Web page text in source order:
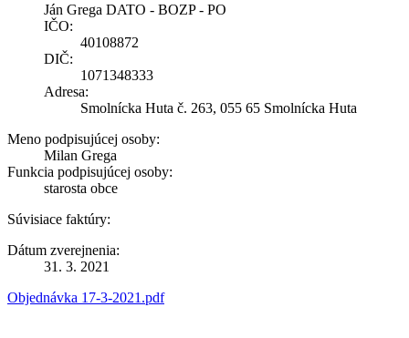
Ján Grega DATO - BOZP - PO
IČO:
40108872
DIČ:
1071348333
Adresa:
Smolnícka Huta č. 263, 055 65 Smolnícka Huta
Meno podpisujúcej osoby:
Milan Grega
Funkcia podpisujúcej osoby:
starosta obce
Súvisiace faktúry:
Dátum zverejnenia:
31. 3. 2021
Objednávka 17-3-2021.pdf